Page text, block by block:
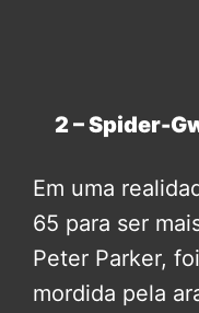
2 – Spider-
Em uma
65 para ser
Peter Parker,
mordida pela